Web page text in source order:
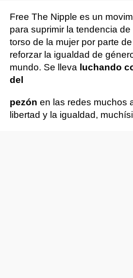
Free The Nipple es un
para suprimir la tendencia de
torso de la mujer por parte
reforzar la igualdad de
mundo. Se lleva luchando
del
pezón en las redes muchos
libertad y la igualdad,